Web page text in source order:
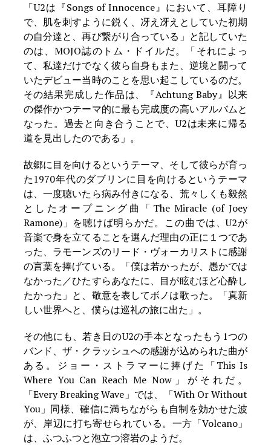
「U2は『Songs of Innocence』において、耳障り
で、肌を刺すように鋭く、冴え冴えとしていた初期
の自分達と、再び繋がり合っている」と記していた
のは、MOJO誌のトム・ドイルだ。「それによっ
て、私達だけでなく彼ら自身もまた、逆境と闘って
いたデビュー当時のことを思い起こしているのだ。
その結果完成した作品は、『Achtung Baby』以来
の傑作かつテーマ的に最も完成度の高いアルバムと
なった。過去と向き合うことで、U2は未来に帰る
道を見出したのである」。
故郷に目を向けるというテーマ、そして彼らが育っ
た1970年代のダブリンに目を向けるというテーマ
は、一度聴いたら病み付きになる、荒々しくも毅然
としたオープニング曲「The Miracle (of Joey
Ramone)」を聴けば明らかだ。この曲では、U2が
音楽で身を立てることを選んだ理由の正に１つであ
った、ラモーンズのリード・ヴォーカリストに感謝
の言葉を捧げている。「僕は若かったが、愚かでは
なかった／ひたすらあなたに、目が眩むほど心酔し
たかった」と、敬意を表してボノは歌った。「真新
しい世界へと、僕らは巡礼の旅に出た」。
その他にも、若き日のU2の手本となったもう1つの
バンド、ザ・クラッシュへの感謝が込められた曲が
ある。ジョー・ストラマーに捧げた「This Is
Where You Can Reach Me Now」がそれだ。
「Every Breaking Wave」では、「With Or Without
You」同様、確信に満ちながらも自制を効かせた波
が、岸辺に打ち寄せられている。一方「Volcano」
は、ふつふつと泡立つ溶岩のようだ。